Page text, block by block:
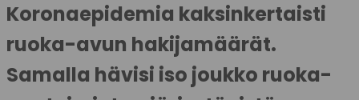
Koronaepidemia kaksinkertaisti
ruoka-avun hakijamäärät.
Samalla hävisi iso joukko ruoka-